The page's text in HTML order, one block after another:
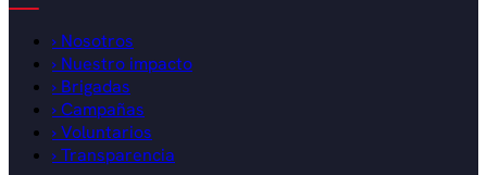
› Nosotros
› Nuestro impacto
› Brigadas
›Campañas
›Voluntarios
›Transparencia